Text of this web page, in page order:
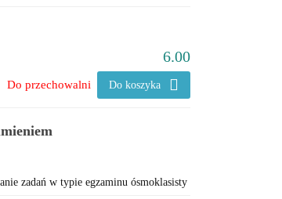
6.00
Do koszyka
Do przechowalni
zadań w typie egzaminu ósmoklasisty